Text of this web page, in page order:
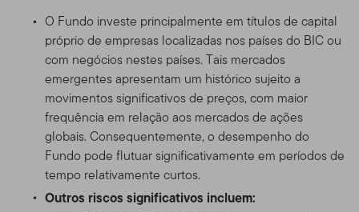
O Fundo investe principalmente em títulos de capital
próprio de empresas localizadas nos países do BIC ou
com negócios nestes países. Tais mercados
emergentes apresentam um histórico sujeito a
movimentos significativos de preços, com maior
frequência em relação aos mercados de ações
globais. Consequentemente, o desempenho do
Fundo pode flutuar significativamente em períodos de
tempo relativamente curtos.
Outros riscos significativos incluem: